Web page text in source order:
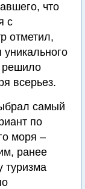
что
с
отметил,
уникального
решило
всерьез.
самый
по
моря –
ранее
туризма